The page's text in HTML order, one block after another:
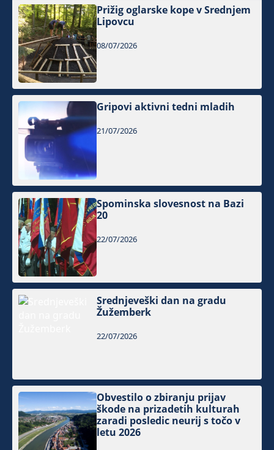
Prižig oglarske kope v Srednjem
Lipovcu
08/07/2026
Gripovi aktivni tedni mladih
21/07/2026
Spominska slovesnost na Bazi
20
22/07/2026
Srednjeveški dan na gradu
Žužemberk
22/07/2026
Obvestilo o zbiranju prijav
škode na prizadetih kulturah
zaradi posledic neurij s točo v
letu 2026